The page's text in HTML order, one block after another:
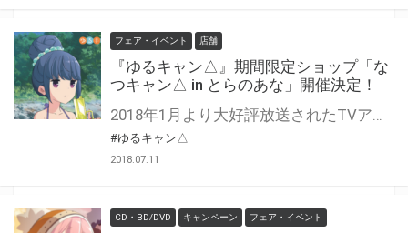
フェア・イベント 店舗
『ゆるキャン△』期間限定ショップ「な
つキャン△ in とらのあな」開催決定！
2018年1月より大好評放送されたTVアニメ「ゆるキャン△」 アニメでは見られない夏のキャンプをテーマにした 水着姿の描き下ろしグッズが登場！ 発売を記念して、 とらのあなでは「なつキャン△」を開催いたします。 河原で夏を満喫するなでしこ達の 可愛いイラストを等身大パネルに！ 更にイベント会場限定の購入フェアも実施いたします♪ あわせてとらのあな限定グッズも先行販売！ アニメが終わっても盛り上がり続けるゆるキャン△を 是非お楽しみください♪
#ゆるキャン△
2018.07.11
CD・BD/DVD キャンペーン フェア・イベント